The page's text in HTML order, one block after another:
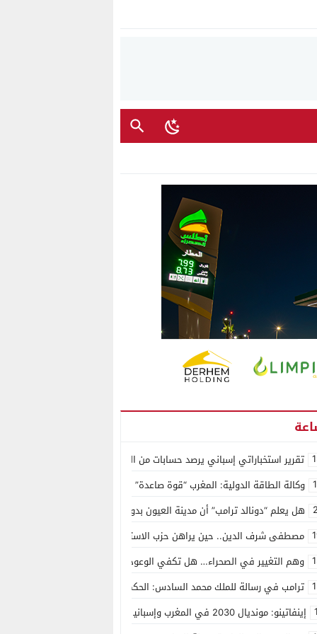
تقرير استخباراتي إسباني يرصد حسابات من الجزائر وأرقاما بـ”213+” ضمن حملة رقمية منظمة حرّضت على اقتحام سبتة
وكالة الطاقة الدولية: المغرب “قوة صاعدة” في سوق المعادن الاستراتيجية
هل يعلم “دونالد ترامب” أن مدينة العيون بدون ماء؟
مصطفى شرف الدين.. حين يراهن حزب الاستقلال على الكفاءة ويمنح الشباب
وهم التغيير في الصحراء… هل تكفي الوعود الفارغة لصناعة الواقع؟
ترامب في رسالة للملك محمد السادس: الحكم الذاتي هو الأساس الوحيد لحل
إينفاتينو: مونديال 2030 في المغرب وإسبانيا والبرتغال سيكون “الأجمل في التاريخ”